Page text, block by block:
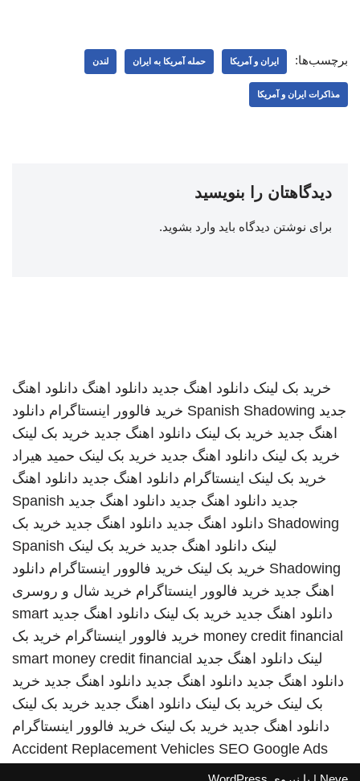
برچسب‌ها: ایران و آمریکا حمله آمریکا به ایران لندن
مذاکرات ایران و آمریکا
دیدگاهتان را بنویسید
برای نوشتن دیدگاه باید وارد بشوید.
خرید بک لینک دانلود اهنگ جدید دانلود اهنگ دانلود اهنگ
جدید Spanish Shadowing خرید فالوور اینستاگرام دانلود
اهنگ جدید خرید بک لینک دانلود اهنگ جدید خرید بک لینک
خرید بک لینک دانلود اهنگ جدید خرید بک لینک حمید هیراد
خرید بک لینک اینستاگرام دانلود اهنگ جدید دانلود اهنگ
جدید دانلود اهنگ جدید دانلود اهنگ جدید Spanish
Shadowing دانلود اهنگ جدید دانلود اهنگ جدید خرید بک
لینک دانلود اهنگ جدید خرید بک لینک Spanish
Shadowing خرید بک لینک خرید فالوور اینستاگرام دانلود
اهنگ جدید خرید فالوور اینستاگرام خرید شال و روسری
دانلود اهنگ جدید خرید بک لینک دانلود اهنگ جدید smart
money credit financial خرید فالوور اینستاگرام خرید بک
لینک دانلود اهنگ جدید smart money credit financial
دانلود اهنگ جدید دانلود اهنگ جدید دانلود اهنگ جدید خرید
بک لینک خرید بک لینک دانلود اهنگ جدید خرید بک لینک
دانلود اهنگ جدید خرید بک لینک خرید فالوور اینستاگرام
Accident Replacement Vehicles SEO Google Ads